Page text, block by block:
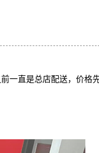
直是总店配送，价格